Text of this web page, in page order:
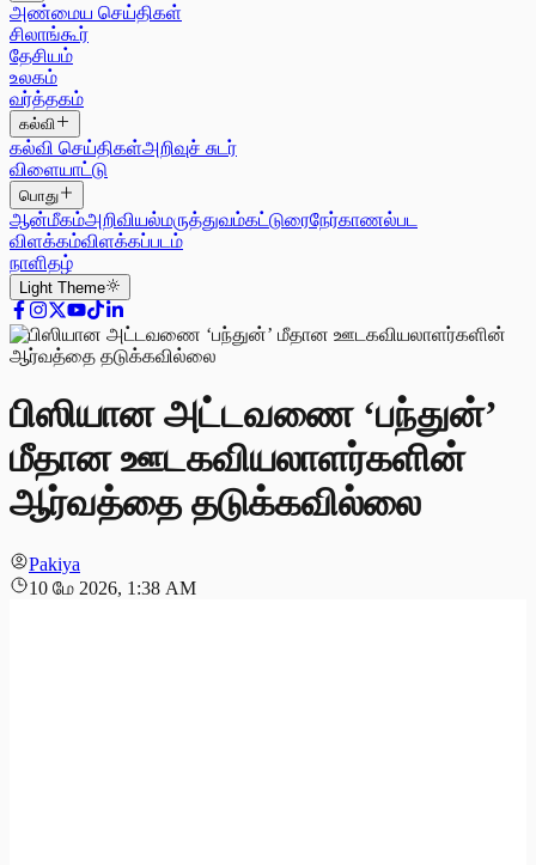
அண்மைய செய்திகள்
சிலாங்கூர்
தேசியம்
உலகம்
வர்த்தகம்
கல்வி
கல்வி செய்திகள்அறிவுச் சுடர்
விளையாட்டு
பொது
ஆன்மீகம்அறிவியல்மருத்துவம்கட்டுரைநேர்காணல்பட
விளக்கம்விளக்கப்படம்
நாளிதழ்
Light Theme
பிஸியான அட்டவணை ‘பந்துன்’
மீதான ஊடகவியலாளர்களின்
ஆர்வத்தை தடுக்கவில்லை
Pakiya
10 மே 2026, 1:38 AM